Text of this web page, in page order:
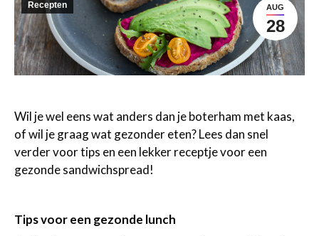
AUG
28
Recepten
Wil je wel eens wat anders dan je boterham met kaas,
of wil je graag wat gezonder eten? Lees dan snel
verder voor tips en een lekker receptje voor een
gezonde sandwichspread!
Tips voor een gezonde lunch